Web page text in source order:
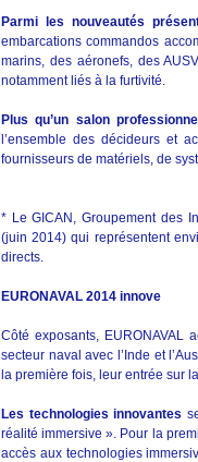
Parmi les nouveautés
embarcations commandos
marins, des aéronefs, des
notamment liés à la furtivité.
Plus qu’un salon professionnel
l’ensemble des décideurs et
fournisseurs de matériels, de
* Le GICAN, Groupement des
(juin 2014) qui représentent
directs.
EURONAVAL 2014 innove
Côté exposants, EURONAVAL
secteur naval avec l’Inde et
la première fois, leur entrée sur
Les technologies innovantes
réalité immersive ». Pour la
accès aux technologies